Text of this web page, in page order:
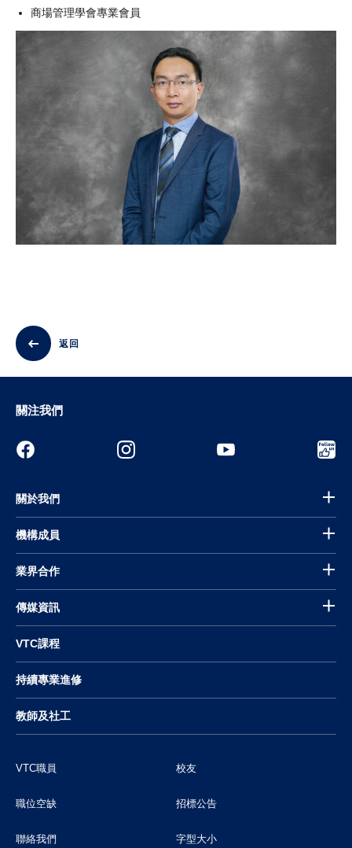
商場管理學會專業會員
返回
關注我們
關於我們
機構成員
業界合作
傳媒資訊
VTC課程
持續專業進修
教師及社工
VTC職員 校友
職位空缺 招標公告
聯絡我們 字型大小